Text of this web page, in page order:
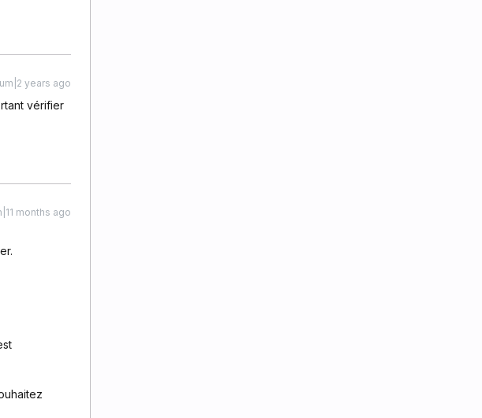
years ago
vérifier
months ago